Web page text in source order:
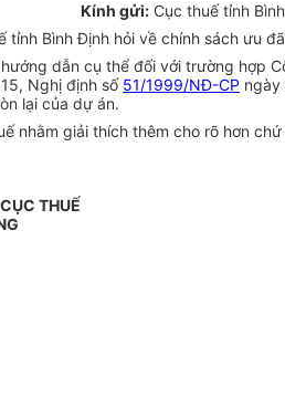
Kính gửi: Cục thuế tỉnh
Bình Định hỏi về chính sách ưu
dẫn cụ thể đối với trường hợp
Nghị định số 51/1999/NĐ-CP ngày
lại của dự án.
nhằm giải thích thêm cho rõ hơn
THUẾ